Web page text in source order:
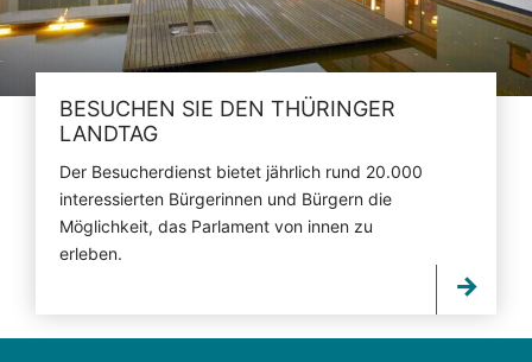
BESUCHEN SIE DEN THÜRINGER
LANDTAG
Der Besucherdienst bietet jährlich rund 20.000
interessierten Bürgerinnen und Bürgern die
Möglichkeit, das Parlament von innen zu
erleben.